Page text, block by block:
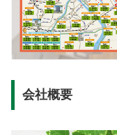
会社概要